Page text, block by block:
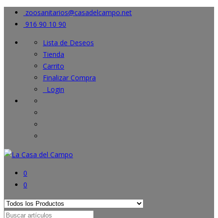
zoosanitarios@casadelcampo.net
916 90 10 90
Lista de Deseos
Tienda
Carrito
Finalizar Compra
Login
0
0
Search